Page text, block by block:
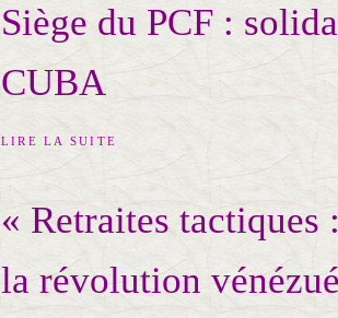
Siège du PCF :
CUBA
LIRE LA SUITE
« Retraites tactiques
la révolution